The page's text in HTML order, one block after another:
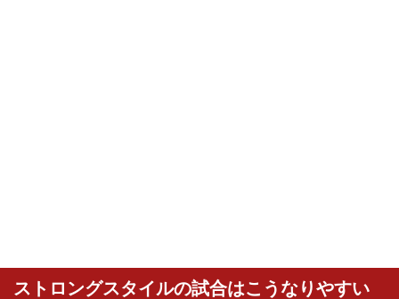
ストロングスタイルの試合はこうなりやすい